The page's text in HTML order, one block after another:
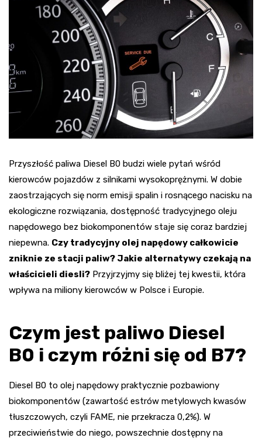
Przyszłość paliwa Diesel B0 budzi wiele pytań wśród
kierowców pojazdów z silnikami wysokoprężnymi. W dobie
zaostrzających się norm emisji spalin i rosnącego nacisku na
ekologiczne rozwiązania, dostępność tradycyjnego oleju
napędowego bez biokomponentów staje się coraz bardziej
niepewna. Czy tradycyjny olej napędowy całkowicie
zniknie ze stacji paliw? Jakie alternatywy czekają na
właścicieli diesli? Przyjrzyjmy się bliżej tej kwestii, która
wpływa na miliony kierowców w Polsce i Europie.
Czym jest paliwo Diesel
B0 i czym różni się od B7?
Diesel B0 to olej napędowy praktycznie pozbawiony
biokomponentów (zawartość estrów metylowych kwasów
tłuszczowych, czyli FAME, nie przekracza 0,2%). W
przeciwieństwie do niego, powszechnie dostępny na